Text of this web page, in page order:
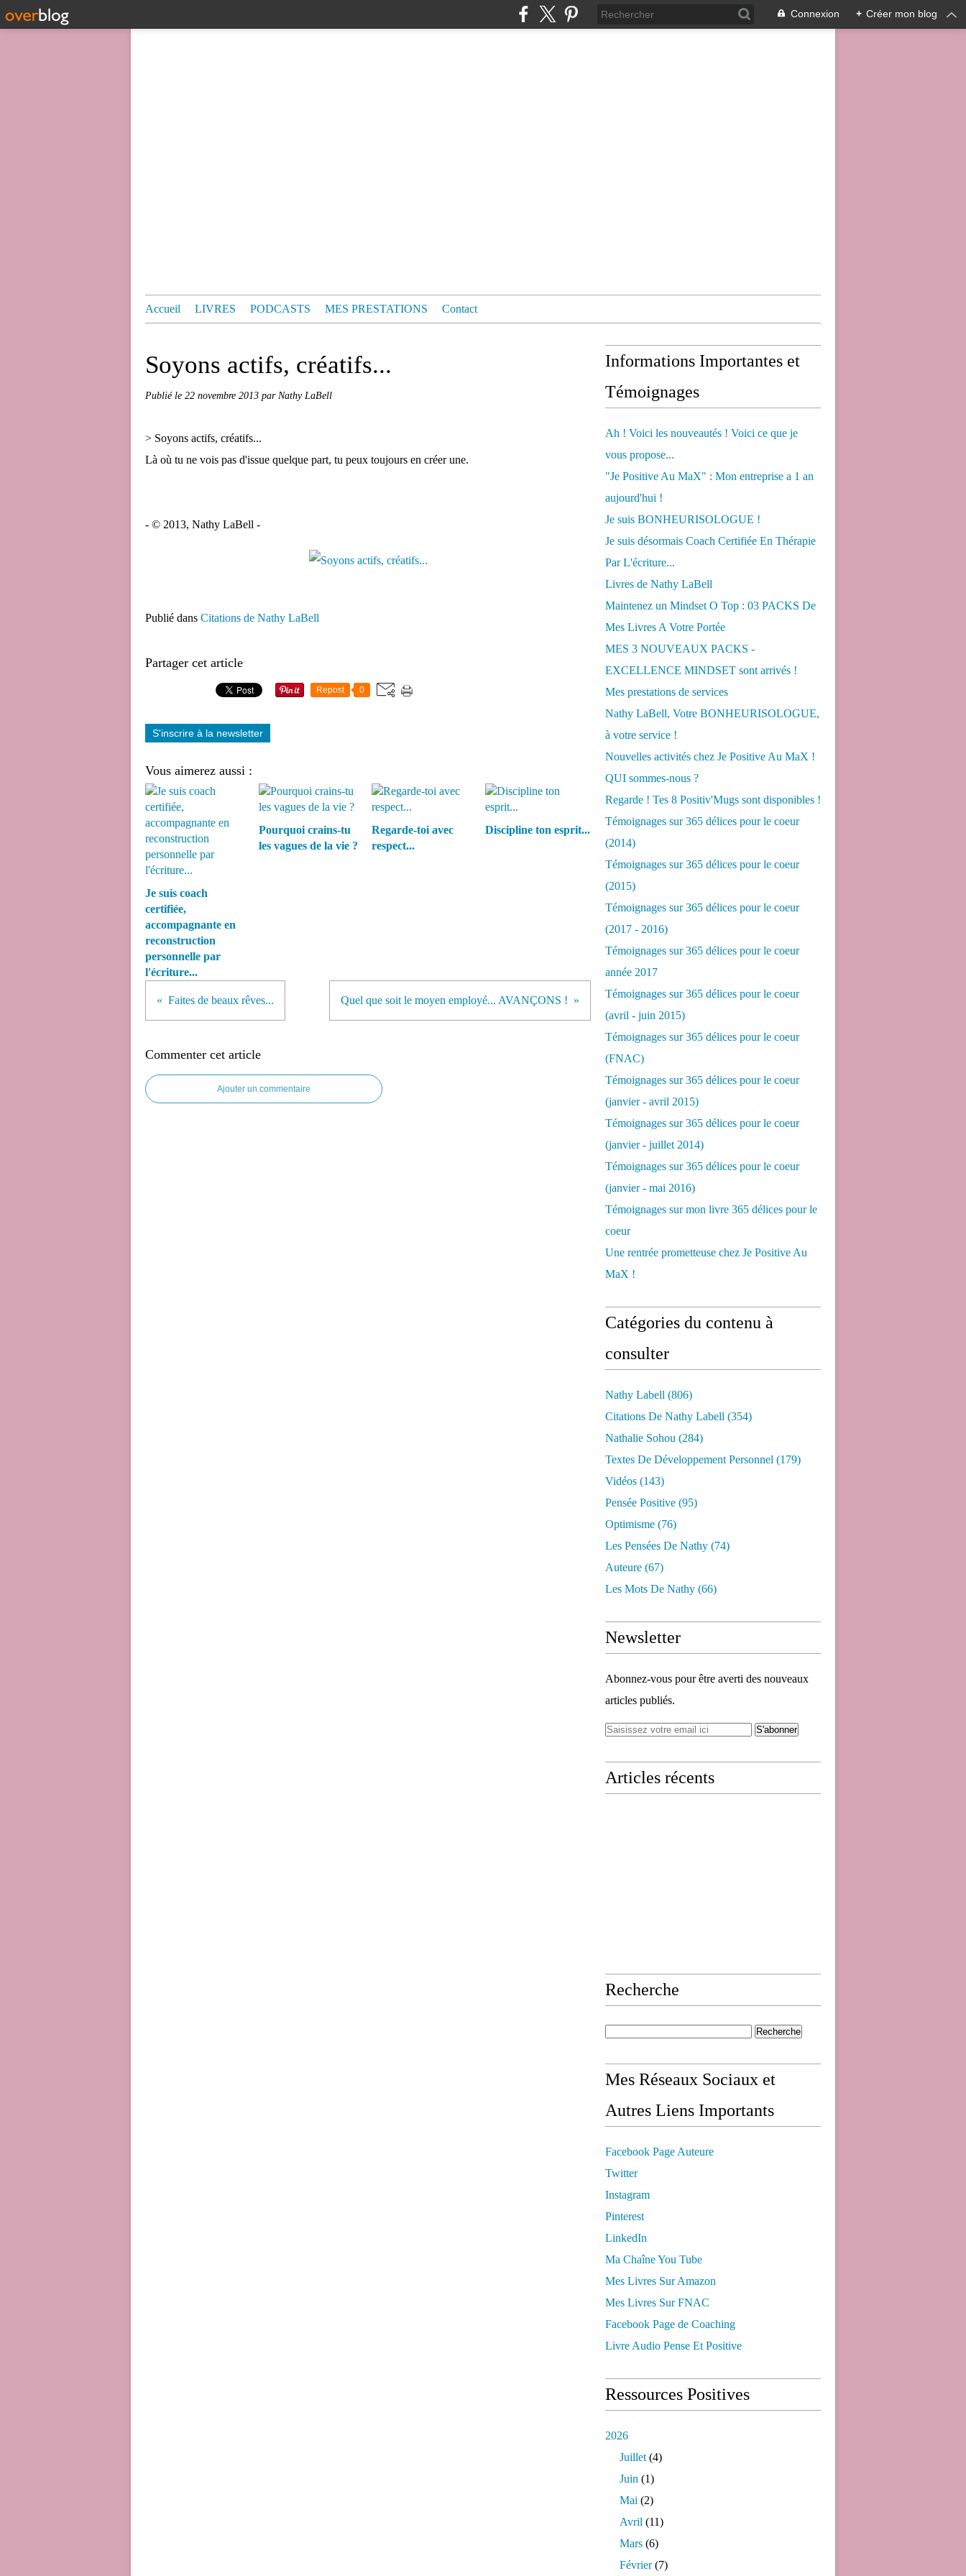
Connexion + Créer mon blog
Accueil LIVRES PODCASTS MES PRESTATIONS Contact
Soyons actifs, créatifs...
Publié le 22 novembre 2013 par Nathy LaBell
> Soyons actifs, créatifs...
Là où tu ne vois pas d'issue quelque part, tu peux toujours en créer une.
- © 2013, Nathy LaBell -
Publié dans Citations de Nathy LaBell
Partager cet article
Repost 0
S'inscrire à la newsletter
Vous aimerez aussi :
Je suis coach
certifiée,
accompagnante en
reconstruction
personnelle par
l'écriture...
Pourquoi crains-tu
les vagues de la vie ?
Regarde-toi avec
respect...
Discipline ton esprit...
Faites de beaux rêves... Quel que soit le moyen employé... AVANÇONS !
Commenter cet article
Ajouter un commentaire
Informations Importantes et
Témoignages
Ah ! Voici les nouveautés ! Voici ce que je
vous propose...
"Je Positive Au MaX" : Mon entreprise a 1 an
aujourd'hui !
Je suis BONHEURISOLOGUE !
Je suis désormais Coach Certifiée En Thérapie
Par L'écriture...
Livres de Nathy LaBell
Maintenez un Mindset O Top : 03 PACKS De
Mes Livres A Votre Portée
MES 3 NOUVEAUX PACKS -
EXCELLENCE MINDSET sont arrivés !
Mes prestations de services
Nathy LaBell, Votre BONHEURISOLOGUE,
à votre service !
Nouvelles activités chez Je Positive Au MaX !
QUI sommes-nous ?
Regarde ! Tes 8 Positiv'Mugs sont disponibles !
Témoignages sur 365 délices pour le coeur
(2014)
Témoignages sur 365 délices pour le coeur
(2015)
Témoignages sur 365 délices pour le coeur
(2017 - 2016)
Témoignages sur 365 délices pour le coeur
année 2017
Témoignages sur 365 délices pour le coeur
(avril - juin 2015)
Témoignages sur 365 délices pour le coeur
(FNAC)
Témoignages sur 365 délices pour le coeur
(janvier - avril 2015)
Témoignages sur 365 délices pour le coeur
(janvier - juillet 2014)
Témoignages sur 365 délices pour le coeur
(janvier - mai 2016)
Témoignages sur mon livre 365 délices pour le
coeur
Une rentrée prometteuse chez Je Positive Au
MaX !
Catégories du contenu à
consulter
Nathy Labell (806)
Citations De Nathy Labell (354)
Nathalie Sohou (284)
Textes De Développement Personnel (179)
Vidéos (143)
Pensée Positive (95)
Optimisme (76)
Les Pensées De Nathy (74)
Auteure (67)
Les Mots De Nathy (66)
Newsletter
Abonnez-vous pour être averti des nouveaux
articles publiés.
Articles récents
Recherche
Mes Réseaux Sociaux et
Autres Liens Importants
Facebook Page Auteure
Twitter
Instagram
Pinterest
LinkedIn
Ma Chaîne You Tube
Mes Livres Sur Amazon
Mes Livres Sur FNAC
Facebook Page de Coaching
Livre Audio Pense Et Positive
Ressources Positives
2026
Juillet (4)
Juin (1)
Mai (2)
Avril (11)
Mars (6)
Février(7)